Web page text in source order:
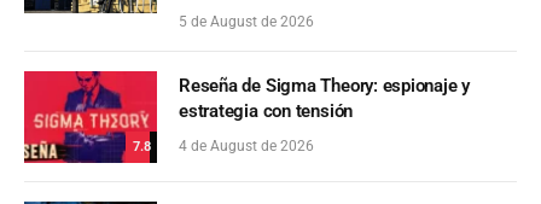
5 de August de 2026
7.8
Reseña de Sigma Theory: espionaje y
estrategia con tensión
4 de August de 2026